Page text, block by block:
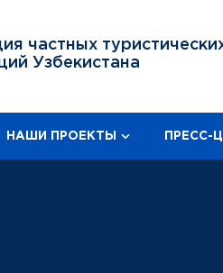
частных
Узбекистана
НАШИ ПРОЕКТЫ ПРЕСС-